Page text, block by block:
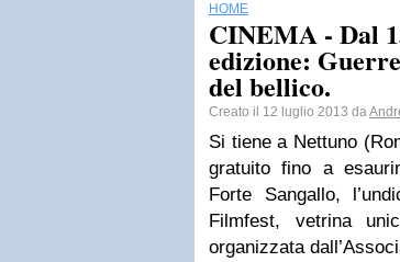
HOME
CINEMA - Dal
edizione:
del bellico.
Creato il 12 luglio 2013 da
Si tiene a Nettuno
gratuito fino a
Forte Sangallo,
Filmfest, vetrina
organizzata